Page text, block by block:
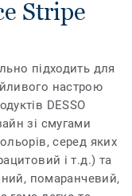
Stripe
підходить для
настрою
DESSO
зі смугами
серед яких
і т.д.) та
помаранчевий,